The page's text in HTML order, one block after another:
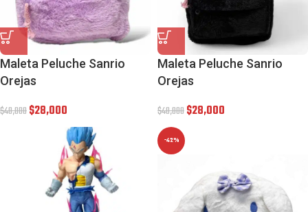
Maleta Peluche Sanrio
Orejas
$40,000$28,000
Maleta Peluche Sanrio
Orejas
$40,000$28,000
-42%